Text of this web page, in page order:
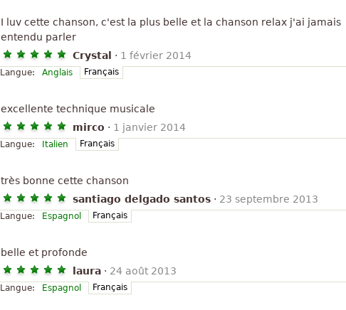
I luv cette chanson, c'est la plus belle et la chanson relax j'ai jamais
entendu parler
Crystal
· 1 février 2014
Langue: Anglais Français
excellente technique musicale
mirco · 1 janvier 2014
Langue: Italien Français
très bonne cette chanson
santiago delgado santos · 23 septembre 2013
Langue: Espagnol Français
belle et profonde
laura · 24 août 2013
Langue: Espagnol Français